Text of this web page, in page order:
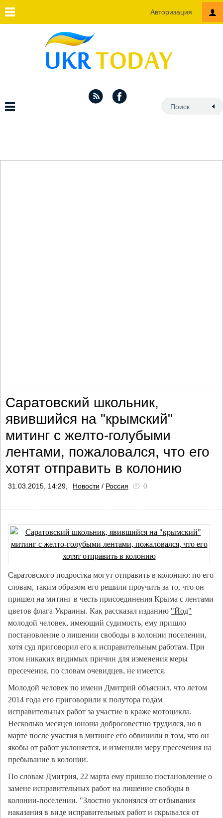
Авторизация
Саратовский школьник,
явившийся на "крымский"
митинг с желто-голубыми
лентами, пожаловался, что его
хотят отправить в колонию
31.03.2015, 14:29, Новости / Россия 0
Саратовского подростка могут отправить в колонию: по его
словам, таким образом его решили проучить за то, что он
пришел на митинг в честь присоединения Крыма с лентами
цветов флага Украины. Как рассказал изданию "Йод"
молодой человек, имеющий судимость, ему пришло
постановление о лишении свободы в колонии поселении,
хотя суд приговорил его к исправительным работам. При
этом никаких видимых причин для изменения меры
пресечения, по словам очевидцев, не имеется.
Молодой человек по имени Дмитрий объяснил, что летом
2014 года его приговорили к полутора годам
исправительных работ за участие в краже мотоцикла.
Несколько месяцев юноша добросовестно трудился, но в
марте после участия в митинге его обвинили в том, что он
якобы от работ уклоняется, и изменили меру пресечения на
пребывание в колонии.
По словам Дмитрия, 22 марта ему пришло постановление о
замене исправительных работ на лишение свободы в
колонии-поселении. "Злостно уклонялся от отбывания
наказания в виде исправительных работ и скрывался от